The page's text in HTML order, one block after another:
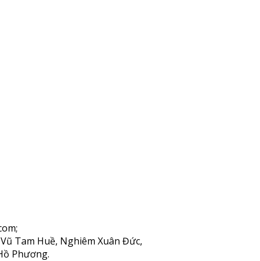
Tam Huề, Nghiêm Xuân Đức,
Phương.